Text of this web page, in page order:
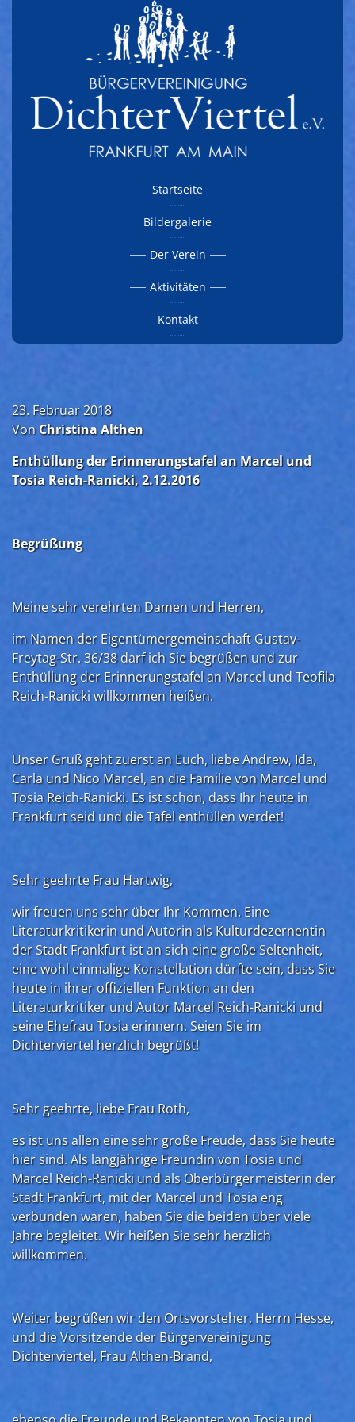
Startseite
Bildergalerie
Der Verein
Aktivitäten
Kontakt
23. Februar 2018
VonChristina Althen
Enthüllung der Erinnerungstafel an Marcel und
Tosia Reich-Ranicki, 2.12.2016
Begrüßung
Meine sehr verehrten Damen und Herren,
im Namen der Eigentümergemeinschaft Gustav-
Freytag-Str. 36/38 darf ich Sie begrüßen und zur
Enthüllung der Erinnerungstafel an Marcel und Teofila
Reich-Ranicki willkommen heißen.
Unser Gruß geht zuerst an Euch, liebe Andrew, Ida,
Carla und Nico Marcel, an die Familie von Marcel und
Tosia Reich-Ranicki. Es ist schön, dass Ihr heute in
Frankfurt seid und die Tafel enthüllen werdet!
Sehr geehrte Frau Hartwig,
wir freuen uns sehr über Ihr Kommen. Eine
Literaturkritikerin und Autorin als Kulturdezernentin
der Stadt Frankfurt ist an sich eine große Seltenheit,
eine wohl einmalige Konstellation dürfte sein, dass Sie
heute in ihrer offiziellen Funktion an den
Literaturkritiker und Autor Marcel Reich-Ranicki und
seine Ehefrau Tosia erinnern. Seien Sie im
Dichterviertel herzlich begrüßt!
Sehr geehrte, liebe Frau Roth,
es ist uns allen eine sehr große Freude, dass Sie heute
hier sind. Als langjährige Freundin von Tosia und
Marcel Reich-Ranicki und als Oberbürgermeisterin der
Stadt Frankfurt, mit der Marcel und Tosia eng
verbunden waren, haben Sie die beiden über viele
Jahre begleitet. Wir heißen Sie sehr herzlich
willkommen.
Weiter begrüßen wir den Ortsvorsteher, Herrn Hesse,
und die Vorsitzende der Bürgervereinigung
Dichterviertel, Frau Althen-Brand,